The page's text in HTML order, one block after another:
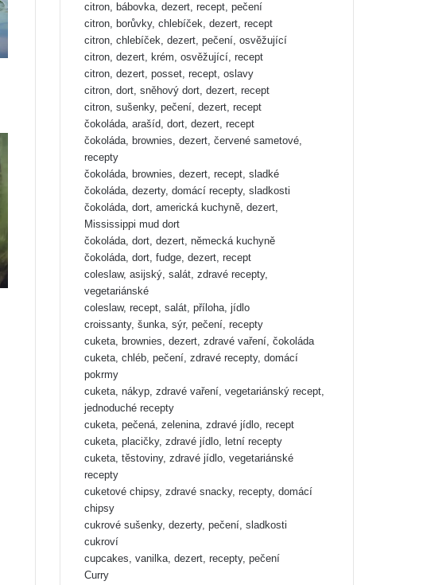
citron, bábovka, dezert, recept, pečení
citron, borůvky, chlebíček, dezert, recept
citron, chlebíček, dezert, pečení, osvěžující
citron, dezert, krém, osvěžující, recept
citron, dezert, posset, recept, oslavy
citron, dort, sněhový dort, dezert, recept
citron, sušenky, pečení, dezert, recept
čokoláda, arašíd, dort, dezert, recept
čokoláda, brownies, dezert, červené sametové,
recepty
čokoláda, brownies, dezert, recept, sladké
čokoláda, dezerty, domácí recepty, sladkosti
čokoláda, dort, americká kuchyně, dezert,
Mississippi mud dort
čokoláda, dort, dezert, německá kuchyně
čokoláda, dort, fudge, dezert, recept
coleslaw, asijský, salát, zdravé recepty,
vegetariánské
coleslaw, recept, salát, příloha, jídlo
croissanty, šunka, sýr, pečení, recepty
cuketa, brownies, dezert, zdravé vaření, čokoláda
cuketa, chléb, pečení, zdravé recepty, domácí
pokrmy
cuketa, nákyp, zdravé vaření, vegetariánský recept,
jednoduché recepty
cuketa, pečená, zelenina, zdravé jídlo, recept
cuketa, placičky, zdravé jídlo, letní recepty
cuketa, těstoviny, zdravé jídlo, vegetariánské
recepty
cuketové chipsy, zdravé snacky, recepty, domácí
chipsy
cukrové sušenky, dezerty, pečení, sladkosti
cukroví
cupcakes, vanilka, dezert, recepty, pečení
Curry